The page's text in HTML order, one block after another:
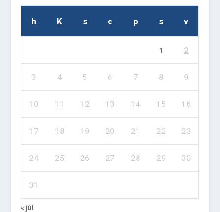
h K s c p s v
1 2
3 4 5 6 7 8 9
10 11 12 13 14 15 16
17 18 19 20 21 22 23
24 25 26 27 28 29 30
31
« júl